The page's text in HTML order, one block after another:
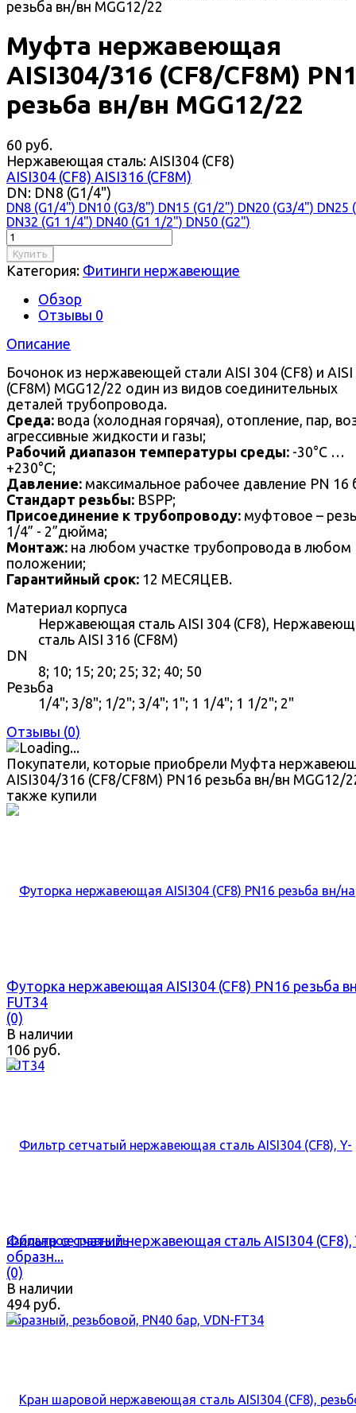
резьба вн/вн MGG12/22
Муфта нержавеющая
AISI304/316 (CF8/CF8M)
резьба вн/вн MGG12/22
60 руб.
Нержавеющая сталь: AISI304 (CF8)
AISI304 (CF8) AISI316 (CF8M)
DN: DN8 (G1/4")
DN8 (G1/4") DN10 (G3/8") DN15 (G1/2") DN20 (G3/4") DN25
DN32 (G1 1/4") DN40 (G1 1/2") DN50 (G2")
Купить
Категория: Фитинги нержавеющие
Обзор
Отзывы 0
Описание
Бочонок из нержавеющей стали AISI 304 (CF8) и AISI
(CF8M) MGG12/22 один из видов соединительных
деталей трубопровода.
Среда: вода (холодная горячая), отопление, пар,
агрессивные жидкости и газы;
Рабочий диапазон температуры среды: -30°С …
+230°С;
Давление: максимальное рабочее давление PN 16
Стандарт резьбы: BSPP;
Присоединение к трубопроводу: муфтовое –
1/4” - 2”дюйма;
Монтаж: на любом участке трубопровода в любом
положении;
Гарантийный срок: 12 МЕСЯЦЕВ.
Материал корпуса
Нержавеющая сталь AISI 304 (CF8),
сталь AISI 316 (CF8M)
DN
8; 10; 15; 20; 25; 32; 40; 50
Резьба
1/4"; 3/8"; 1/2"; 3/4"; 1"; 1 1/4"; 1 1/2"; 2"
Отзывы (0)
Покупатели, которые приобрели Муфта
AISI304/316 (CF8/CF8M) PN16 резьба вн/вн MGG12/
также купили
избранное сравнить
Футорка нержавеющая AISI304 (CF8) PN16 резьба
FUT34
(0)
В наличии
106 руб.
Фильтр сетчатый нержавеющая сталь AISI304 (CF8),
образн...
(0)
В наличии
494 руб.